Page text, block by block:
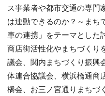
ス事業者や都市交通の専門
は連動できるのか？～まち
車の連携」をテーマとした
商店街活性化やまちづくり
議会、関内まちづくり振興
体連合協議会、横浜橋通
橋会、お三ノ宮通りまちづ